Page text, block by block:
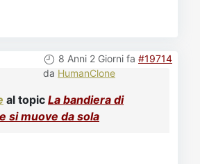
8 Anni 2 Giorni fa #19714
da HumanClone
al topic La bandiera di
si muove da sola